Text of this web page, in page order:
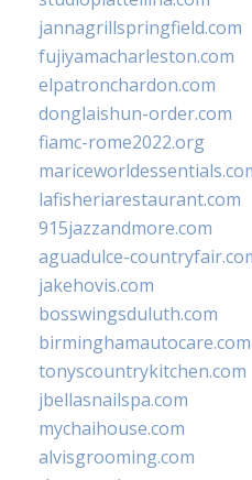
jannagrillspringfield.com
fujiyamacharleston.com
elpatronchardon.com
donglaishun-order.com
fiamc-rome2022.org
lafisheriarestaurant.com
915jazzandmore.com
aguadulce-
jakehovis.com
bosswingsduluth.com
birminghamautocare.com
tonyscountrykitchen.com
jbellasnailspa.com
mychaihouse.com
alvisgrooming.com